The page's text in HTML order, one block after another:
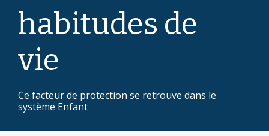
habitudes de
vie
Ce facteur de protection se retrouve dans le
système Enfant